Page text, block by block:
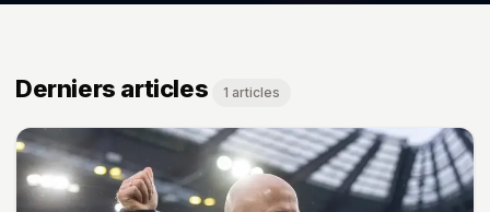
Derniers articles 1 articles